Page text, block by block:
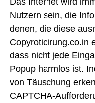
Nutzern sein, die
denen, die diese
Copyroticirung.co.in
dass nicht jede
Popup harmlos ist.
von Täuschung
CAPTCHA-